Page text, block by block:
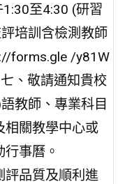
至4:30 (研習
培訓含檢測教師
forms.gle /y81W
、敬請通知貴校
教師、專業科目
相關教學中心或
事曆。
評品質及順利進